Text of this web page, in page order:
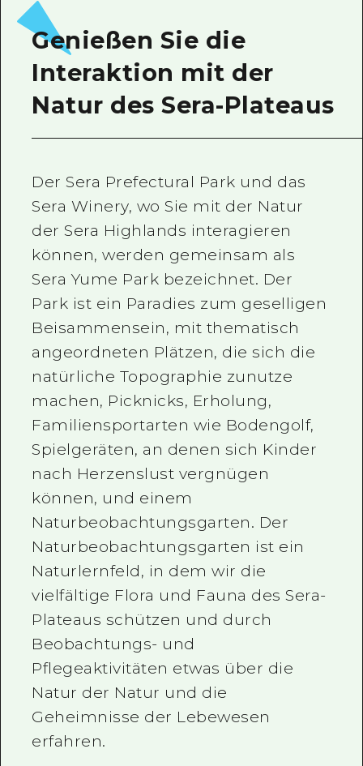
Genießen Sie die
Interaktion mit der
Natur des Sera-Plateaus
Der Sera Prefectural Park und das
Sera Winery, wo Sie mit der Natur
der Sera Highlands interagieren
können, werden gemeinsam als
Sera Yume Park bezeichnet. Der
Park ist ein Paradies zum geselligen
Beisammensein, mit thematisch
angeordneten Plätzen, die sich die
natürliche Topographie zunutze
machen, Picknicks, Erholung,
Familiensportarten wie Bodengolf,
Spielgeräten, an denen sich Kinder
nach Herzenslust vergnügen
können, und einem
Naturbeobachtungsgarten. Der
Naturbeobachtungsgarten ist ein
Naturlernfeld, in dem wir die
vielfältige Flora und Fauna des Sera-
Plateaus schützen und durch
Beobachtungs- und
Pflegeaktivitäten etwas über die
Natur der Natur und die
Geheimnisse der Lebewesen
erfahren.